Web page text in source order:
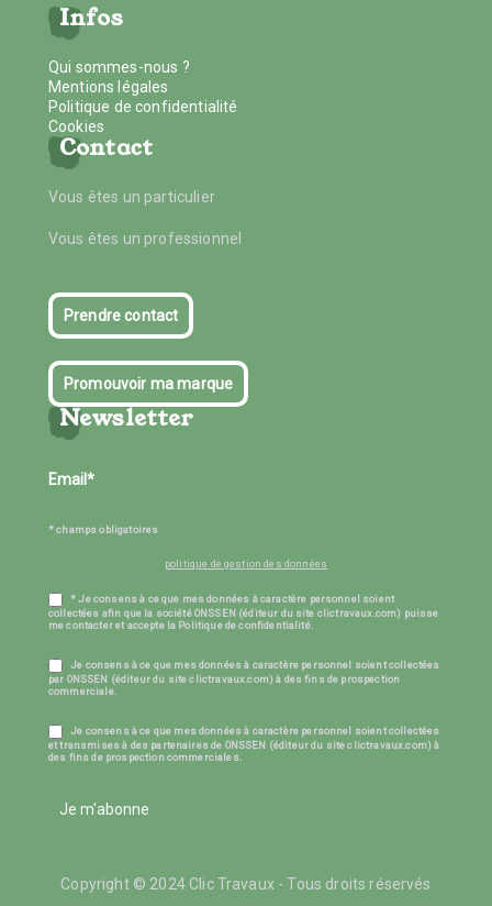
Infos
Qui sommes-nous ?
Mentions légales
Politique de confidentialité
Cookies
Contact
Vous êtes un particulier
Vous êtes un professionnel
Prendre contact
Promouvoir ma marque
Newsletter
* champs obligatoires
politique de gestion des données
* Je consens à ce que mes données à caractère personnel soient
collectées afin que la société ONSSEN (éditeur du site clictravaux.com) puisse
me contacter et accepte la Politique de confidentialité.
Je consens à ce que mes données à caractère personnel soient collectées
par ONSSEN (éditeur du site clictravaux.com) à des fins de prospection
commerciale.
Je consens à ce que mes données à caractère personnel soient collectées
et transmises à des partenaires de ONSSEN (éditeur du site clictravaux.com) à
des fins de prospection commerciales.
Je m'abonne
Copyright © 2024 Clic Travaux - Tous droits réservés